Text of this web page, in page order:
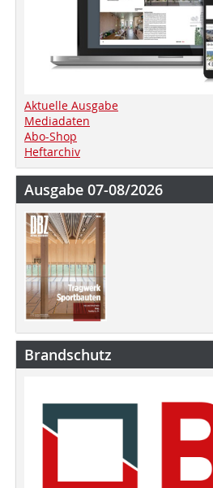
Aktuelle Ausgabe
Mediadaten
Abo-Shop
Heftarchiv
Ausgabe 07-08/2026
Brandschutz